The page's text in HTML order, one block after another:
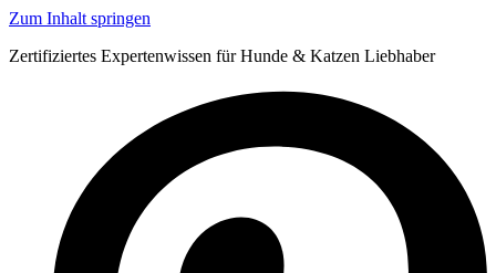
Zum Inhalt springen
Zertifiziertes Expertenwissen für Hunde & Katzen Liebhaber